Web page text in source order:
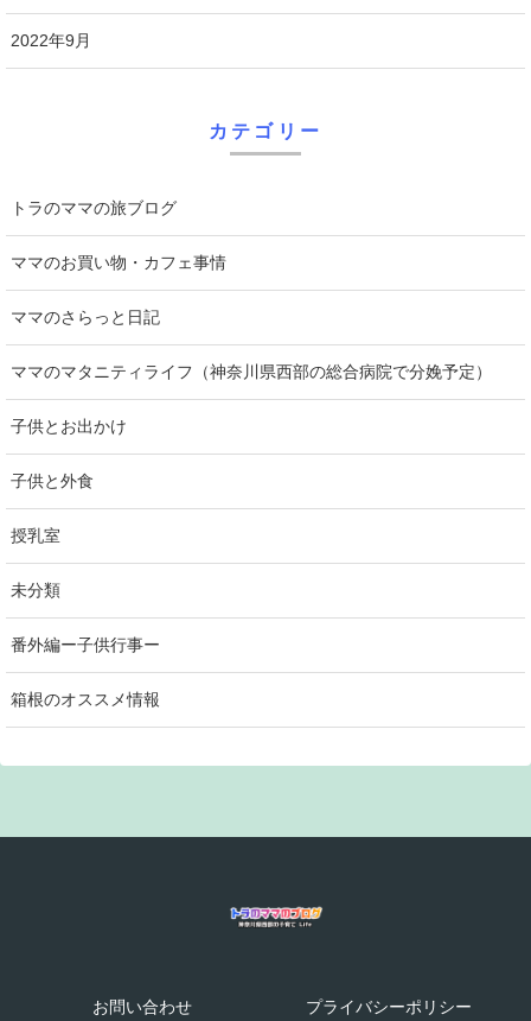
2022年9月
カテゴリー
トラのママの旅ブログ
ママのお買い物・カフェ事情
ママのさらっと日記
ママのマタニティライフ（神奈川県西部の総合病院で分娩予定）
子供とお出かけ
子供と外食
授乳室
未分類
番外編ー子供行事ー
箱根のオススメ情報
お問い合わせ プライバシーポリシー